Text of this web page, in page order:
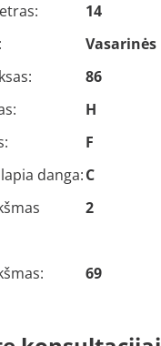
14
Vasarinės
86
H
F
danga:C
2
69